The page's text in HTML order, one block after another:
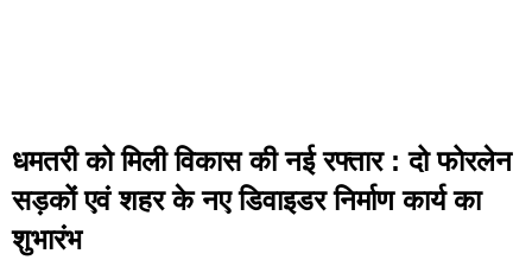
धमतरी को मिली विकास की नई रफ्तार : दो फोरलेन
सड़कों एवं शहर के नए डिवाइडर निर्माण कार्य का
शुभारंभ